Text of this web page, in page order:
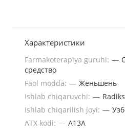
Характеристики
Farmakoterapiya guruhi: —
средство
Faol modda: — Женьшень
Ishlab chiqaruvchi: —
Ishlab chiqarilish joyi: —
ATX kodi: — A13A